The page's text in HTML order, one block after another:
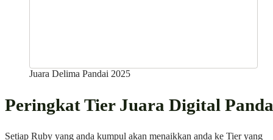
Juara Delima Pandai 2025
Peringkat Tier Juara Digital
Setiap Ruby yang anda kumpul akan menaikkan anda ke Tier yang